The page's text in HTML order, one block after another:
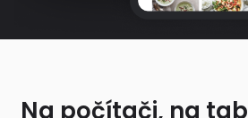
Na počítači, na